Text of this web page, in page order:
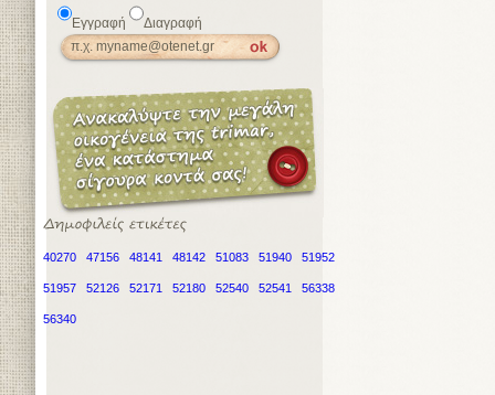
Εγγραφή Διαγραφή
40270 47156 48141 48142 51083 51940 51952
51957 52126 52171 52180 52540 52541 56338
56340